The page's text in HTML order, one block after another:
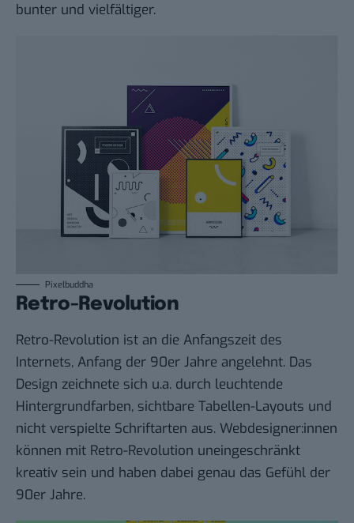
bunter und vielfältiger.
Pixelbuddha
Retro-Revolution
Retro-Revolution ist an die Anfangszeit des
Internets, Anfang der 90er Jahre angelehnt. Das
Design zeichnete sich u.a. durch leuchtende
Hintergrundfarben, sichtbare Tabellen-Layouts und
nicht verspielte Schriftarten aus. Webdesigner:innen
können mit Retro-Revolution uneingeschränkt
kreativ sein und haben dabei genau das Gefühl der
90er Jahre.